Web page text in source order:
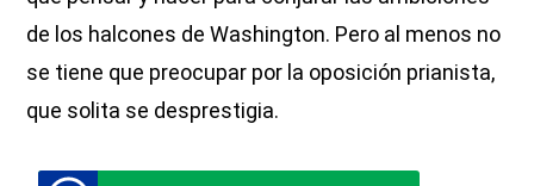
de los halcones de Washington. Pero al menos no
se tiene que preocupar por la oposición prianista,
que solita se desprestigia.